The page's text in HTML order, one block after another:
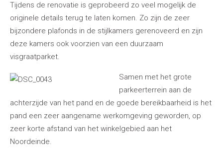
Tijdens de renovatie is geprobeerd zo veel mogelijk de
originele details terug te laten komen. Zo zijn de zeer
bijzondere plafonds in de stijlkamers gerenoveerd en zijn
deze kamers ook voorzien van een duurzaam
visgraatparket.
Samen met het grote
parkeerterrein aan de
achterzijde van het pand en de goede bereikbaarheid is het
pand een zeer aangename werkomgeving geworden, op
zeer korte afstand van het winkelgebied aan het
Noordeinde.